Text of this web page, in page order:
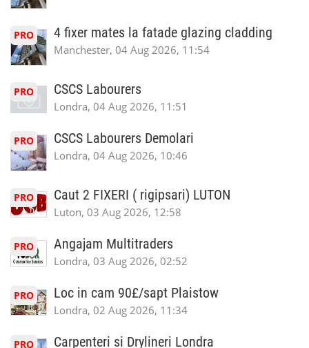
PRO 4 fixer mates la fatade glazing cladding
Manchester, 04 Aug 2026, 11:54
PRO CSCS Labourers
Londra, 04 Aug 2026, 11:51
PRO CSCS Labourers Demolari
Londra, 04 Aug 2026, 10:46
PRO Caut 2 FIXERI ( rigipsari) LUTON
Luton, 03 Aug 2026, 12:58
PRO Angajam Multitraders
Londra, 03 Aug 2026, 02:52
PRO Loc in cam 90£/sapt Plaistow
Londra, 02 Aug 2026, 11:34
PRO Carpenteri si Drylineri Londra